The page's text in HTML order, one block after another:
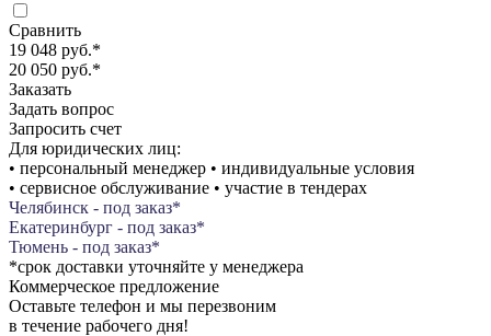
Сравнить
19 048 руб.*
20 050 руб.*
Заказать
Задать вопрос
Запросить счет
Для юридических лиц:
• персональный менеджер • индивидуальные условия
• сервисное обслуживание • участие в тендерах
Челябинск - под заказ*
Екатеринбург - под заказ*
Тюмень - под заказ*
*срок доставки уточняйте у менеджера
Коммерческое предложение
Оставьте телефон и мы перезвоним
в течение рабочего дня!